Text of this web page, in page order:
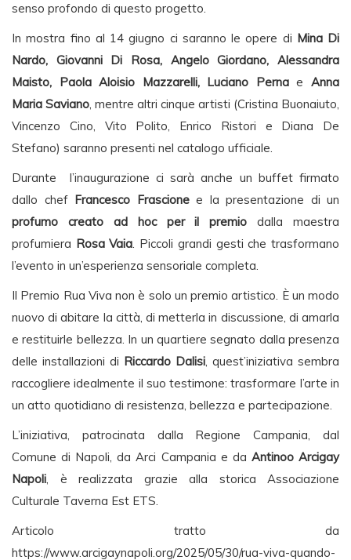
senso profondo di questo progetto.
In mostra fino al 14 giugno ci saranno le opere di Mina Di
Nardo, Giovanni Di Rosa, Angelo Giordano, Alessandra
Maisto, Paola Aloisio Mazzarelli, Luciano PernaeAnna
Maria Saviano, mentre altri cinque artisti (Cristina Buonaiuto,
Vincenzo Cino, Vito Polito, Enrico Ristori e Diana De
Stefano) saranno presenti nel catalogo ufficiale.
Durante l’inaugurazione ci sarà anche un buffet firmato
dallo chef Francesco Frascionee la presentazione di un
profumo creato ad hoc per il premio dalla maestra
profumiera Rosa Vaia. Piccoli grandi gesti che trasformano
l’evento in un’esperienza sensoriale completa.
Il Premio Rua Viva non è solo un premio artistico. È un modo
nuovo di abitare la città, di metterla in discussione, di amarla
e restituirle bellezza. In un quartiere segnato dalla presenza
delle installazioni di Riccardo Dalisi, quest’iniziativa sembra
raccogliere idealmente il suo testimone: trasformare l’arte in
un atto quotidiano di resistenza, bellezza e partecipazione.
L’iniziativa, patrocinata dalla Regione Campania, dal
Comune di Napoli, da Arci Campania e da Antinoo Arcigay
Napoli, è realizzata grazie alla storica Associazione
Culturale Taverna Est ETS.
Articolo tratto da
https://www.arcigaynapoli.org/2025/05/30/rua-viva-quando-